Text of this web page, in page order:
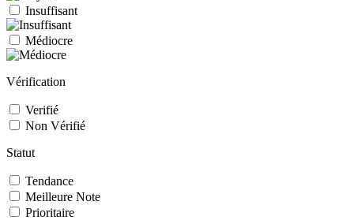
Insuffisant
Médiocre
Vérification
Verifié
Non Vérifié
Statut
Tendance
Meilleure Note
Prioritaire